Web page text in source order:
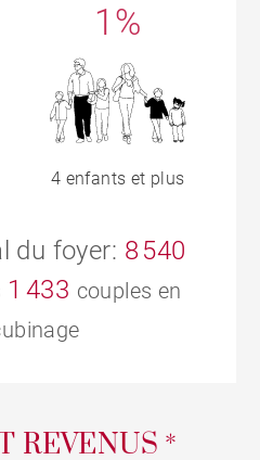
1%
4 enfants et plus
du foyer: 8 540
1 433 couples en
REVENUS *